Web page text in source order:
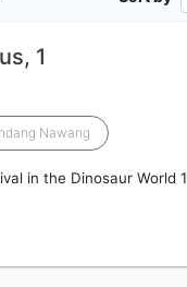
1
Nawang
in the Dinosaur World 1